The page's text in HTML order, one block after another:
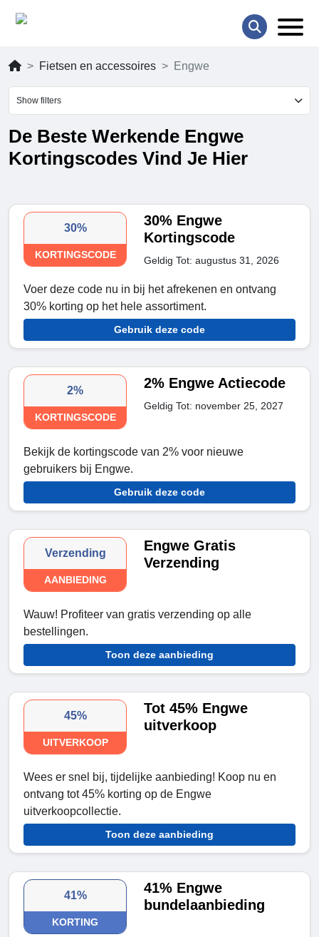
Fietsen en accessoires Engwe
Show filters
De Beste Werkende Engwe
Kortingscodes Vind Je Hier
30%
KORTINGSCODE
30% Engwe
Kortingscode
Geldig Tot: augustus 31, 2026
Voer deze code nu in bij het afrekenen en ontvang
30% korting op het hele assortiment.
Gebruik deze code
2%
KORTINGSCODE
2% Engwe Actiecode
Geldig Tot: november 25, 2027
Bekijk de kortingscode van 2% voor nieuwe
gebruikers bij Engwe.
Gebruik deze code
Verzending
AANBIEDING
Engwe Gratis
Verzending
Wauw! Profiteer van gratis verzending op alle
bestellingen.
Toon deze aanbieding
45%
UITVERKOOP
Tot 45% Engwe
uitverkoop
Wees er snel bij, tijdelijke aanbieding! Koop nu en
ontvang tot 45% korting op de Engwe
uitverkoopcollectie.
Toon deze aanbieding
41%
KORTING
41% Engwe
bundelaanbieding